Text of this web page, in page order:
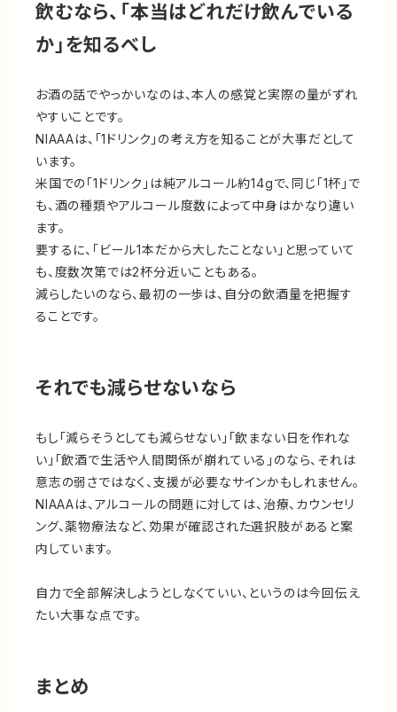
飲むなら、「本当はどれだけ飲んでいる
か」を知るべし
お酒の話でやっかいなのは、本人の感覚と実際の量がずれ
やすいことです。
NIAAAは、「1ドリンク」の考え方を知ることが大事だとして
います。
米国での「1ドリンク」は純アルコール約14gで、同じ「1杯」で
も、酒の種類やアルコール度数によって中身はかなり違い
ます。
要するに、「ビール1本だから大したことない」と思っていて
も、度数次第では2杯分近いこともある。
減らしたいのなら、最初の一歩は、自分の飲酒量を把握す
ることです。
それでも減らせないなら
もし「減らそうとしても減らせない」「飲まない日を作れな
い」「飲酒で生活や人間関係が崩れている」のなら、それは
意志の弱さではなく、支援が必要なサインかもしれません。
NIAAAは、アルコールの問題に対しては、治療、カウンセリ
ング、薬物療法など、効果が確認された選択肢があると案
内しています。
自力で全部解決しようとしなくていい、というのは今回伝え
たい大事な点です。
まとめ